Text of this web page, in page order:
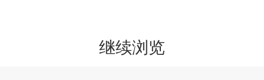
继续浏览